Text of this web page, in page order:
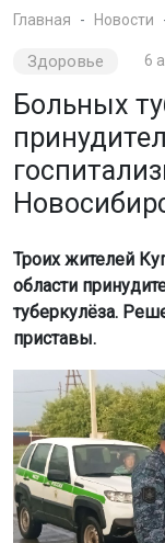
Главная Новости
Здоровье 6
Больных
Троих жителей
области
туберкулёза.
приставы.